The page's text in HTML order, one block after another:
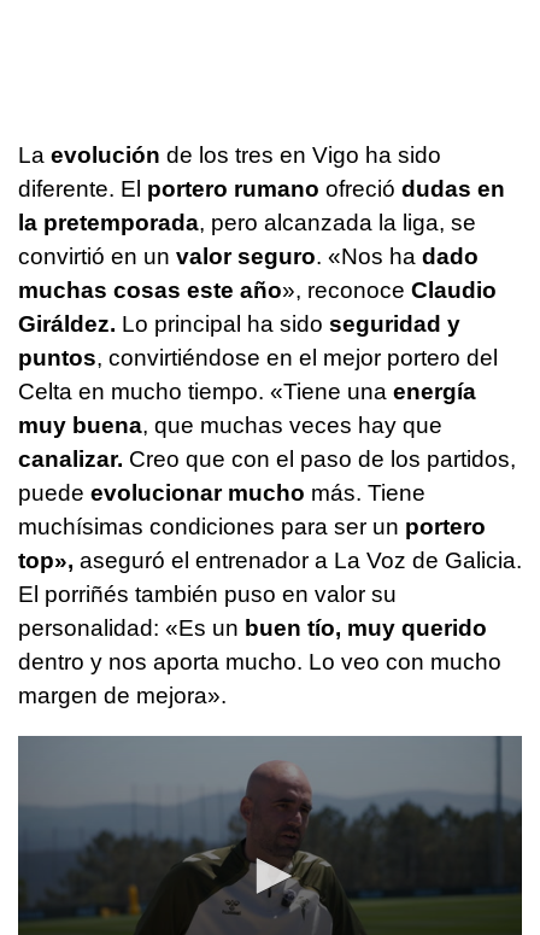
La evolución de los tres en Vigo ha sido
diferente. El portero rumano ofreció dudas en
la pretemporada, pero alcanzada la liga, se
convirtió en un valor seguro. «Nos ha dado
muchas cosas este año», reconoce Claudio
Giráldez. Lo principal ha sido seguridad y
puntos, convirtiéndose en el mejor portero del
Celta en mucho tiempo. «Tiene una energía
muy buena, que muchas veces hay que
canalizar. Creo que con el paso de los partidos,
puede evolucionar mucho más. Tiene
muchísimas condiciones para ser un portero
top», aseguró el entrenador a La Voz de Galicia.
El porriñés también puso en valor su
personalidad: «Es un buen tío, muy querido
dentro y nos aporta mucho. Lo veo con mucho
margen de mejora».
seconds